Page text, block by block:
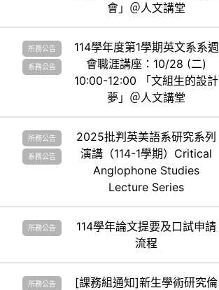
會」＠人文講堂
所務公告
系務公告
114學年度第1學期英文系系週
會職涯講座：10/28 (二)
10:00-12:00 「文組生的設計
夢」＠人文講堂
所務公告
系務公告
2025批判英美語系研究系列
演講（114-1學期）Critical
Anglophone Studies
Lecture Series
所務公告
114學年論文提要及口試申請
流程
所務公告
[課務組通知]新生學術研究倫